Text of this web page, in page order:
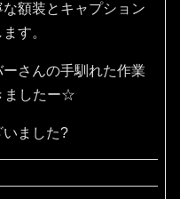
額装とキャプション
す。
さんの手馴れた作業
ましたー☆
ました?